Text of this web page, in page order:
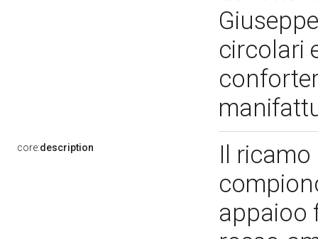
circolari
core:description
Il
appaioo